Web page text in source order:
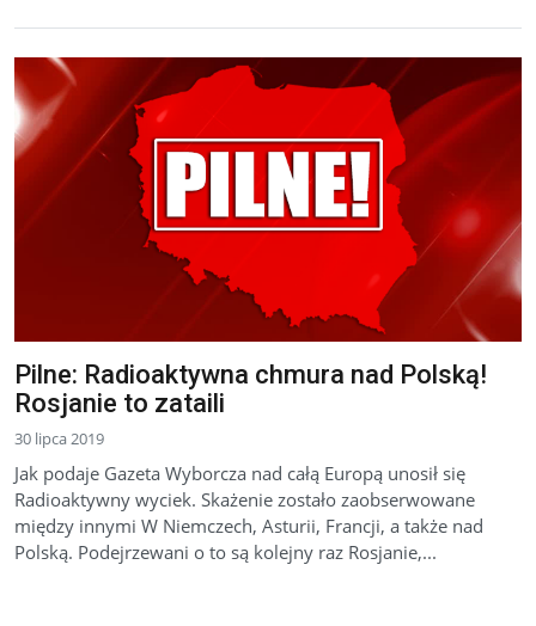
Pilne: Radioaktywna chmura nad Polską!
Rosjanie to zataili
30 lipca 2019
Jak podaje Gazeta Wyborcza nad całą Europą unosił się
Radioaktywny wyciek. Skażenie zostało zaobserwowane
między innymi W Niemczech, Asturii, Francji, a także nad
Polską. Podejrzewani o to są kolejny raz Rosjanie,...